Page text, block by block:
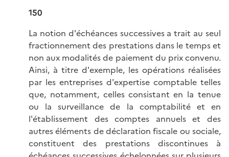
150
La notion d'échéances successives a trait au seul
fractionnement des prestations dans le temps et
non aux modalités de paiement du prix convenu.
Ainsi, à titre d'exemple, les opérations réalisées
par les entreprises d'expertise comptable telles
que, notamment, celles consistant en la tenue
ou la surveillance de la comptabilité et en
l'établissement des comptes annuels et des
autres éléments de déclaration fiscale ou sociale,
constituent des prestations discontinues à